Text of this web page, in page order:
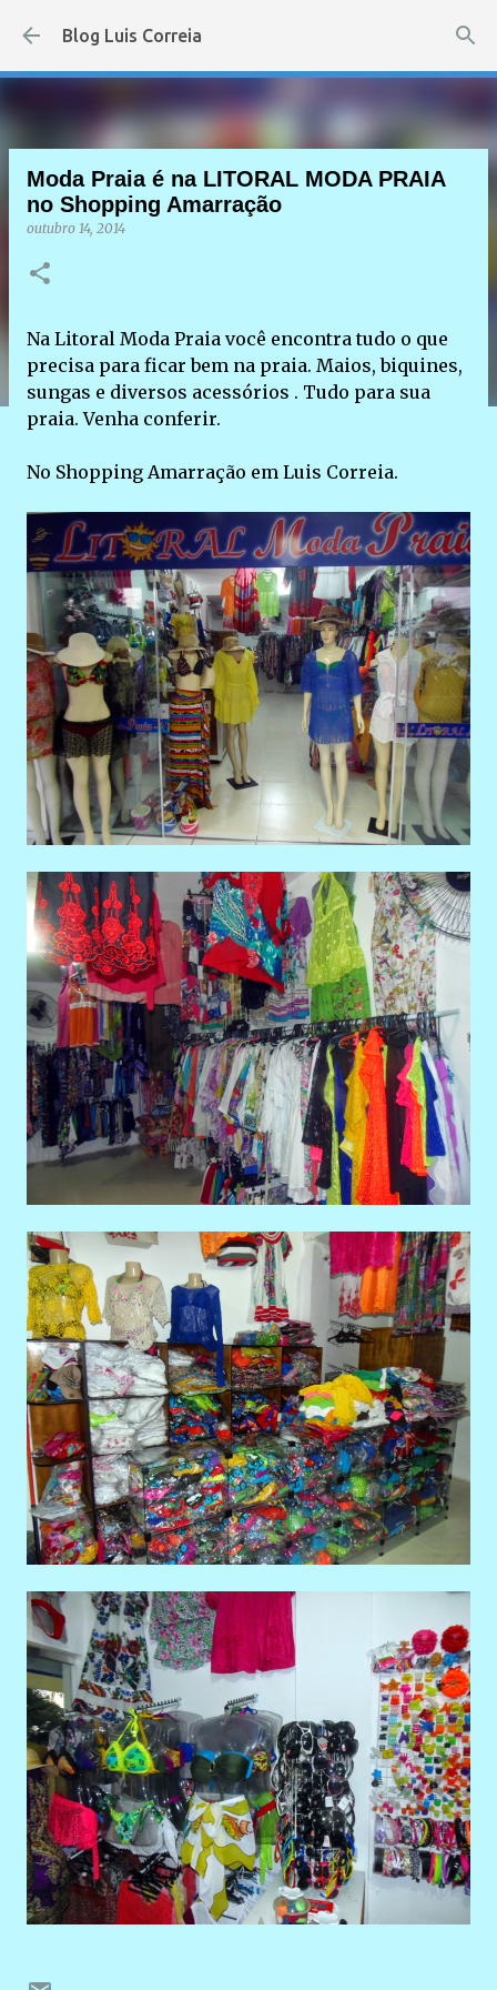
Pular para o conteúdo principal
Blog Luis Correia
Moda Praia é na LITORAL MODA PRAIA
no Shopping Amarração
outubro 14, 2014
Na Litoral Moda Praia você encontra tudo o que
precisa para ficar bem na praia. Maios, biquines,
sungas e diversos acessórios . Tudo para sua
praia. Venha conferir.
No Shopping Amarração em Luis Correia.